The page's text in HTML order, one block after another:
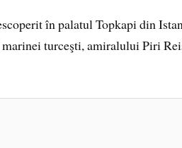
în palatul Topkapi din
turceşti, amiralului Piri